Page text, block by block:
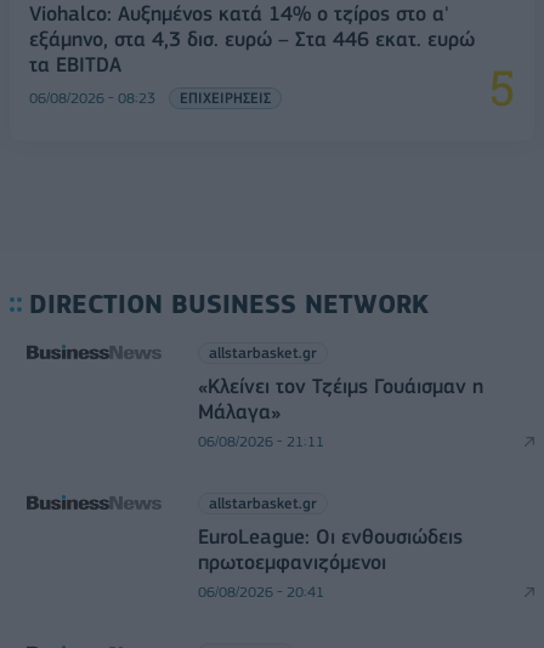
Viohalco: Αυξημένος κατά 14% ο τζίρος στο α'
εξάμηνο, στα 4,3 δισ. ευρώ – Στα 446 εκατ. ευρώ
τα EBITDA
06/08/2026 - 08:23 ΕΠΙΧΕΙΡΗΣΕΙΣ
DIRECTION BUSINESS NETWORK
allstarbasket.gr
«Κλείνει τον Τζέιμς Γουάισμαν η
Μάλαγα»
06/08/2026 - 21:11
allstarbasket.gr
EuroLeague: Οι ενθουσιώδεις
πρωτοεμφανιζόμενοι
06/08/2026 - 20:41